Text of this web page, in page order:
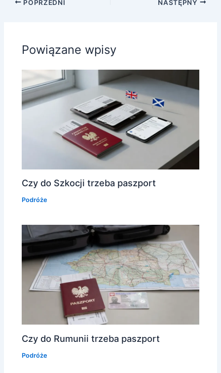
POPRZEDNI NASTĘPNY
Powiązane wpisy
Czy do Szkocji trzeba paszport
Podróże
Czy do Rumunii trzeba paszport
Podróże